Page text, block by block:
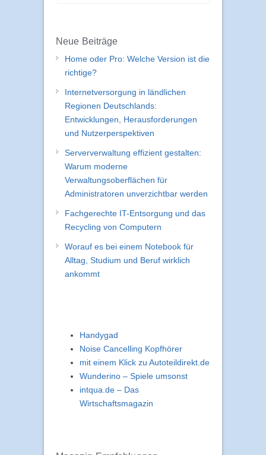
Neue Beiträge
Home oder Pro: Welche Version ist die
richtige?
Internetversorgung in ländlichen
Regionen Deutschlands:
Entwicklungen, Herausforderungen
und Nutzerperspektiven
Serververwaltung effizient gestalten:
Warum moderne
Verwaltungsoberflächen für
Administratoren unverzichtbar werden
Fachgerechte IT-Entsorgung und das
Recycling von Computern
Worauf es bei einem Notebook für
Alltag, Studium und Beruf wirklich
ankommt
Handygad
Noise Cancelling Kopfhörer
mit einem Klick zu Autoteildirekt.de
Wunderino – Spiele umsonst
intqua.de – Das
Wirtschaftsmagazin